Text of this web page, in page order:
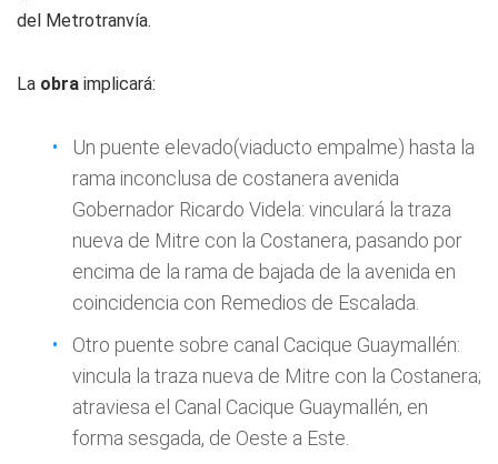
del Metrotranvía.
La obra implicará:
Un puente elevado(viaducto empalme) hasta la
rama inconclusa de costanera avenida
Gobernador Ricardo Videla: vinculará la traza
nueva de Mitre con la Costanera, pasando por
encima de la rama de bajada de la avenida en
coincidencia con Remedios de Escalada.
Otro puente sobre canal Cacique Guaymallén:
vincula la traza nueva de Mitre con la Costanera;
atraviesa el Canal Cacique Guaymallén, en
forma sesgada, de Oeste a Este.